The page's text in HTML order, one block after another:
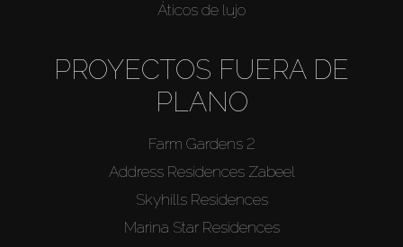
Áticos de lujo
PROYECTOS FUERA DE
PLANO
Farm Gardens 2
Address Residences Zabeel
Skyhills Residences
Marina Star Residences